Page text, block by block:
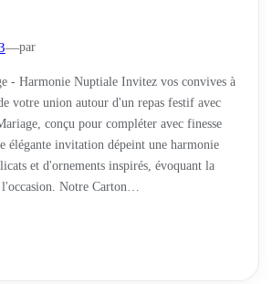
—par
- Harmonie Nuptiale Invitez vos convives à
votre union autour d'un repas festif avec
conçu pour compléter avec finesse
élégante invitation dépeint une harmonie
et d'ornements inspirés, évoquant la
Notre Carton…